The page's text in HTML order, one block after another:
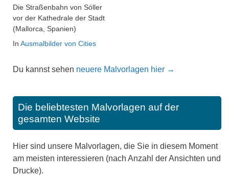
Die Straßenbahn von Sóller
vor der Kathedrale der Stadt
(Mallorca, Spanien)
In Ausmalbilder von Cities
Du kannst sehen neuere Malvorlagen hier →
Die beliebtesten Malvorlagen auf der
gesamten Website
Hier sind unsere Malvorlagen, die Sie in diesem Moment
am meisten interessieren (nach Anzahl der Ansichten und
Drucke).